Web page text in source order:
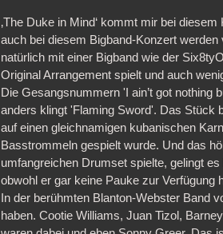
‚The Duke in Mind‘ kommt mir bei
auch bei diesem Bigband-Konzert
natürlich mit einer Bigband wie der
Original Arrangement spielt und auch
Die Gesangsnummern 'I ain’t got nothing
anders klingt 'Flaming Sword'. Das Stück
auf einen gleichnamigen kubanischen
Basstrommeln gespielt wurde. Und das
umfangreichen Drumset spielte, gelingt
obwohl er gar keine Pauke zur Verfügung
In der berühmten Blanton-Webster Band
haben. Cootie Williams, Juan Tizol,